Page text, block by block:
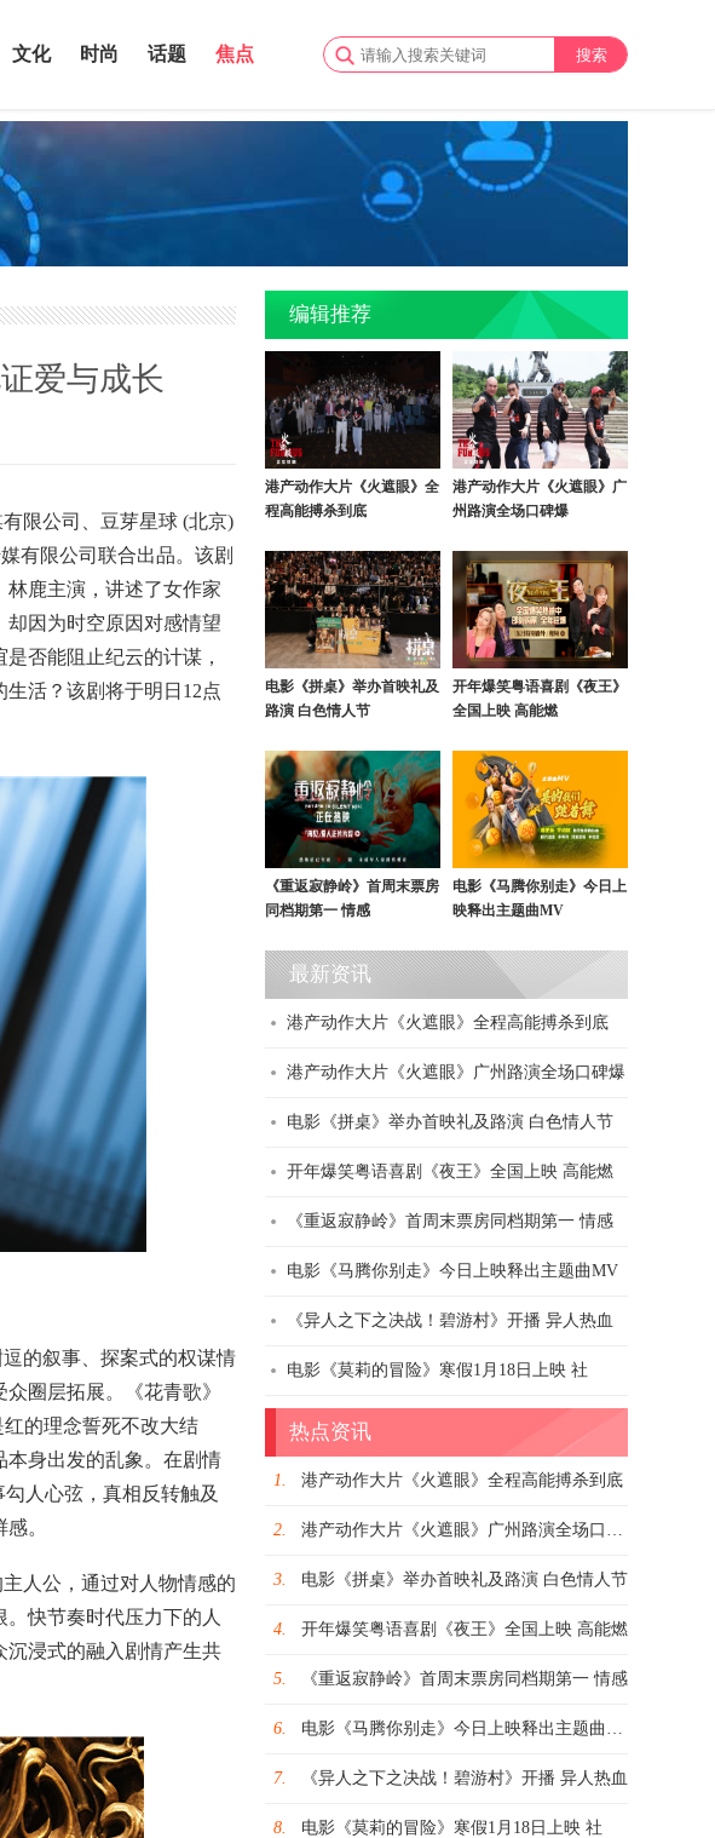
文化 时尚 话题 焦点
爱与成长
限公司、豆芽星球 (北京)
有限公司联合出品。该剧
鹿主演，讲述了女作家
因为时空原因对感情望
否能阻止纪云的计谋，
活？该剧将于明日12点
的叙事、探案式的权谋情
圈层拓展。《花青歌》
的理念誓死不改大结
本身出发的乱象。在剧情
人心弦，真相反转触及
。
人公，通过对人物情感的
快节奏时代压力下的人
沉浸式的融入剧情产生共
编辑推荐
港产动作大片《火遮眼》全
程高能搏杀到底
港产动作大片《火遮眼》广
州路演全场口碑爆
电影《拼桌》举办首映礼及
路演 白色情人节
开年爆笑粤语喜剧《夜王》
全国上映 高能燃
《重返寂静岭》首周末票房
同档期第一 情感
电影《马腾你别走》今日上
映释出主题曲MV
最新资讯
港产动作大片《火遮眼》全程高能搏杀到底
港产动作大片《火遮眼》广州路演全场口碑爆
电影《拼桌》举办首映礼及路演 白色情人节
开年爆笑粤语喜剧《夜王》全国上映 高能燃
《重返寂静岭》首周末票房同档期第一 情感
电影《马腾你别走》今日上映释出主题曲MV
《异人之下之决战！碧游村》开播 异人热血
电影《莫莉的冒险》寒假1月18日上映 社
热点资讯
1. 港产动作大片《火遮眼》全程高能搏杀到底
2. 港产动作大片《火遮眼》广州路演全场口碑爆
3. 电影《拼桌》举办首映礼及路演 白色情人节
4. 开年爆笑粤语喜剧《夜王》全国上映 高能燃
5. 《重返寂静岭》首周末票房同档期第一 情感
6. 电影《马腾你别走》今日上映释出主题曲MV
7. 《异人之下之决战！碧游村》开播 异人热血
8. 电影《莫莉的冒险》寒假1月18日上映 社